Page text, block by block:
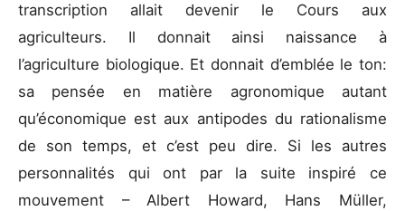
transcription allait devenir le Cours aux
agriculteurs. Il donnait ainsi naissance à
l’agriculture biologique. Et donnait d’emblée le ton:
sa pensée en matière agronomique autant
qu’économique est aux antipodes du rationalisme
de son temps, et c’est peu dire. Si les autres
personnalités qui ont par la suite inspiré ce
mouvement – Albert Howard, Hans Müller,